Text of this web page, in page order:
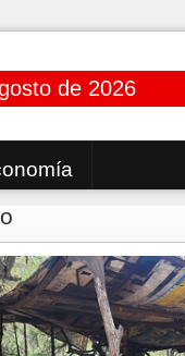
de 2026